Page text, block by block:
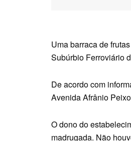
Uma barraca de
Subúrbio Ferroviário
De acordo com
Avenida Afrânio
O dono do
madrugada. Não